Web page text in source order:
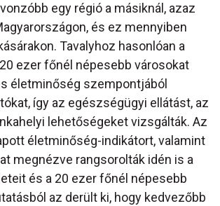
egy régió a másiknál, azaz
és ez mennyiben
Tavalyhoz hasonlóan a
ezer főnél népesebb városokat
életminőség szempontjából
így az egészségügyi ellátást, az
lehetőségeket vizsgálták. Az
életminőség-indikátort, valamint
megnézve rangsorolták idén is a
és a 20 ezer főnél népesebb
az derült ki, hogy kedvezőbb